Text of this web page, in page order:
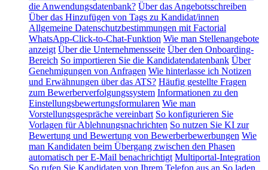
die Anwendungsdatenbank? Über das Angebotsschreiben
Über das Hinzufügen von Tags zu Kandidat/innen
Allgemeine Datenschutzbestimmungen mit Factorial
WhatsApp-Click-to-Chat-Funktion Wie man Stellenangebote
anzeigt Über die Unternehmensseite Über den Onboarding-
Bereich So importieren Sie die Kandidatendatenbank Über
Genehmigungen von Anfragen Wie hinterlasse ich Notizen
und Erwähnungen über das ATS? Häufig gestellte Fragen
zum Bewerberverfolgungssystem Informationen zu den
Einstellungsbewertungsformularen Wie man
Vorstellungsgespräche vereinbart So konfigurieren Sie
Vorlagen für Ablehnungsnachrichten So nutzen Sie KI zur
Bewertung und Bewertung von Bewerberbewerbungen Wie
man Kandidaten beim Übergang zwischen den Phasen
automatisch per E-Mail benachrichtigt Multiportal-Integration
So rufen Sie Kandidaten von Ihrem Telefon aus an So laden